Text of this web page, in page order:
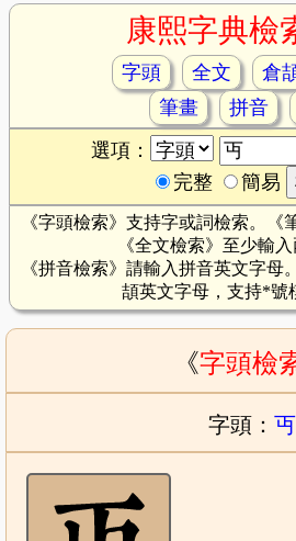
康熙字典檢
字頭 全文 倉
筆畫
拼音
選項：
完整
簡易
《字頭檢索》支持字或詞檢索。《
《全文檢索》至少輸入
《拼音檢索》請輸入拼音英文字母
頡英文字母，支持*號
《字頭檢
字頭： 丏